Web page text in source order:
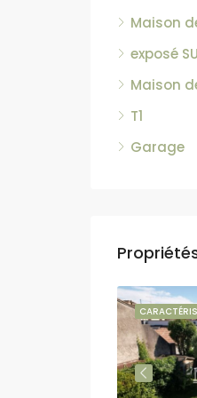
Maison
exposé
Maison
T1
Garage